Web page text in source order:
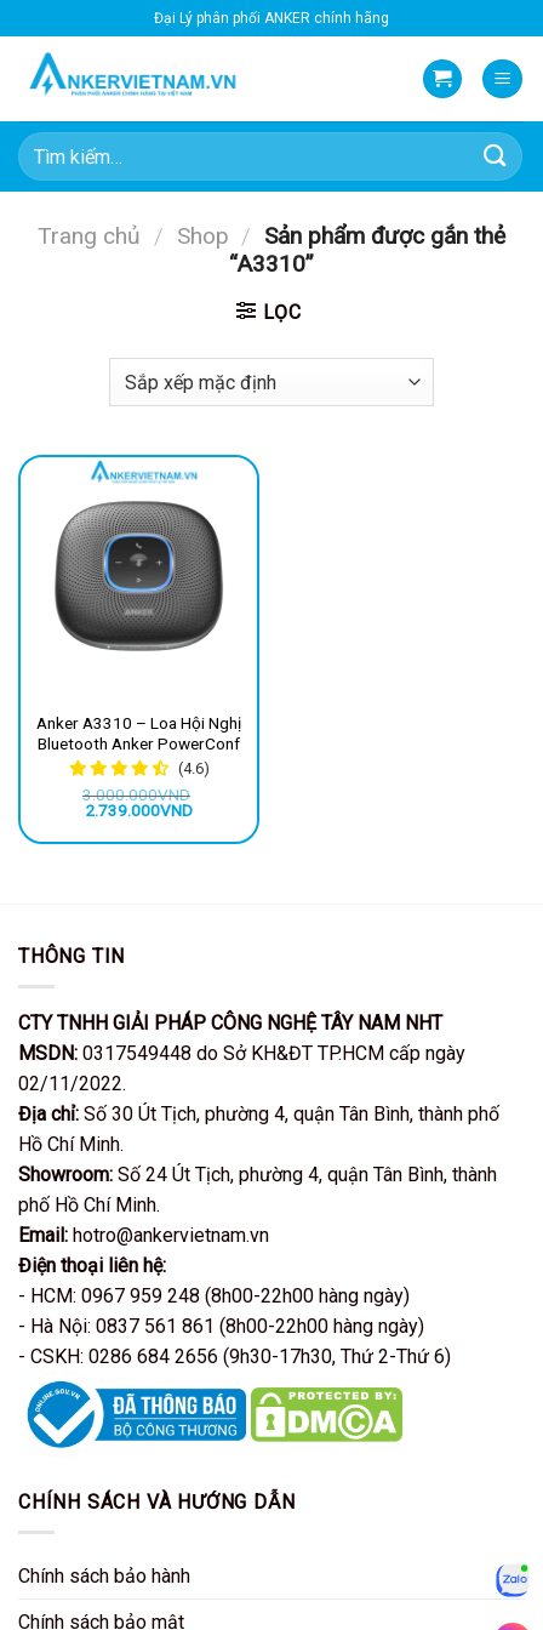
qua
Đại Lý phân phối ANKER chính hãng
Tìm
kiếm:
Trang chủ / Shop / Sản phẩm được gắn thẻ
“A3310”
LỌC
Anker A3310 – Loa Hội Nghị
Bluetooth Anker PowerConf
(4.6)
3.000.000VND
Giá
là:
2.739.000VNDGiá
tại
THÔNG TIN
CTY TNHH GIẢI PHÁP CÔNG NGHỆ TÂY NAM NHT
MSDN: 0317549448 do Sở KH&ĐT TP.HCM cấp ngày
02/11/2022.
Địa chỉ: Số 30 Út Tịch, phường 4, quận Tân Bình, thành phố
Hồ Chí Minh.
Showroom: Số 24 Út Tịch, phường 4, quận Tân Bình, thành
phố Hồ Chí Minh.
Email: hotro@ankervietnam.vn
Điện thoại liên hệ:
- HCM: 0967 959 248 (8h00-22h00 hàng ngày)
- Hà Nội: 0837 561 861 (8h00-22h00 hàng ngày)
- CSKH: 0286 684 2656 (9h30-17h30, Thứ 2-Thứ 6)
CHÍNH SÁCH VÀ HƯỚNG DẪN
Chính sách bảo hành
Chính sách bảo mật